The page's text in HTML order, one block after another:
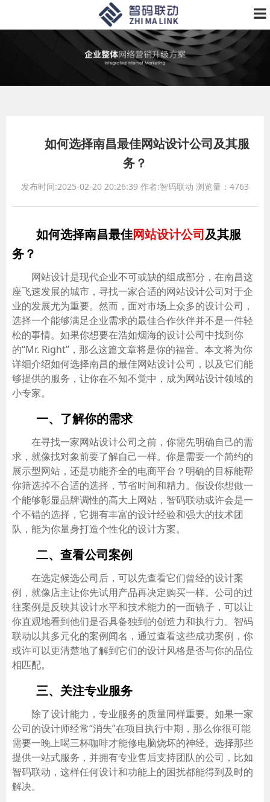
如何选择南昌最佳网站设计公司及其服
务？
发布时间:2025-02-20 20:26:39 作者:智码联动 浏览量：4763
如何选择南昌最佳网站设计公司及其服
务？
网站设计是现代企业不可或缺的组成部分，在南昌这
座飞速发展的城市，寻找一家合适的网站设计公司对于企
业的发展尤为重要。然而，面对市场上众多的设计公司，
选择一个能够满足企业需求的最佳合作伙伴并不是一件轻
松的事情。如果你想要在浩如烟海的设计公司中找到你
的“Mr. Right”，那么这篇文章将是你的福音。本文将为你
详细介绍如何选择南昌的最佳网站设计公司，以及它们能
够提供的服务，让你在不知不觉中，成为网站设计领域的
小专家。
一、了解你的需求
在寻找一家网站设计公司之前，你需先明确自己的需
求，就像找对象前要了解自己一样。你是需要一个简约的
展示型网站，还是功能齐全的电商平台？明确的目标能帮
你筛选掉不合适的选择，节省时间和精力。假设你想做一
个能够彰显品牌调性的高大上网站，智码联动或许会是一
个不错的选择，它拥有丰富的设计经验和强大的技术团
队，能为你量身打造个性化的设计方案。
二、查看公司案例
在选定候选公司后，可以先查看它们曾经的设计案
例，就像店主让你先试用产品再决定购买一样。公司的过
往案例是反映其设计水平和技术能力的一面镜子，可以让
你直观地看到他们是否具备独到的创造力和执行力。智码
联动以其多元化的案例闻名，通过查看这些成功案例，你
或许可以更清楚地了解到它们的设计风格是否与你的品位
相匹配。
三、关注专业服务
除了设计能力，专业服务的质量同样重要。如果一家
公司的设计师经常“消失”在项目执行中期，那么你很可能
需要一晚上喝三杯咖啡才能修电脑烧坏的神经。选择那些
提供一站式服务，并拥有专业售后支持团队的公司，比如
智码联动，这样任何设计和功能上的困扰都能得到及时的
解决。